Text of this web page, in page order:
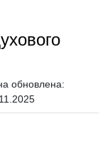
обновлена: